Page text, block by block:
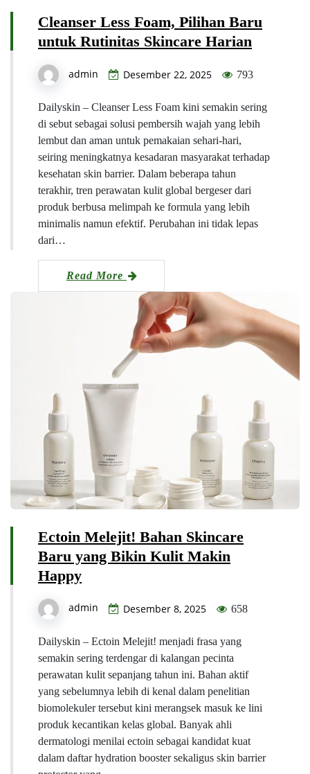
Cleanser Less Foam, Pilihan Baru
untuk Rutinitas Skincare Harian
admin Desember 22, 2025 793
Dailyskin – Cleanser Less Foam kini semakin sering
di sebut sebagai solusi pembersih wajah yang lebih
lembut dan aman untuk pemakaian sehari-hari,
seiring meningkatnya kesadaran masyarakat terhadap
kesehatan skin barrier. Dalam beberapa tahun
terakhir, tren perawatan kulit global bergeser dari
produk berbusa melimpah ke formula yang lebih
minimalis namun efektif. Perubahan ini tidak lepas
dari…
Read More
Ectoin Melejit! Bahan Skincare
Baru yang Bikin Kulit Makin
Happy
admin Desember 8, 2025 658
Dailyskin – Ectoin Melejit! menjadi frasa yang
semakin sering terdengar di kalangan pecinta
perawatan kulit sepanjang tahun ini. Bahan aktif
yang sebelumnya lebih di kenal dalam penelitian
biomolekuler tersebut kini merangsek masuk ke lini
produk kecantikan kelas global. Banyak ahli
dermatologi menilai ectoin sebagai kandidat kuat
dalam daftar hydration booster sekaligus skin barrier